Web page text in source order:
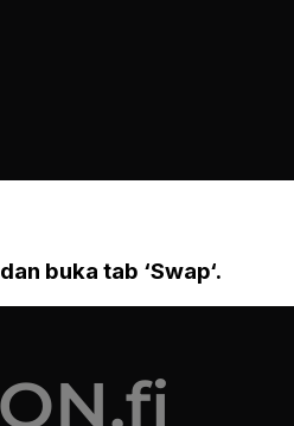
dan buka tab ‘Swap‘.